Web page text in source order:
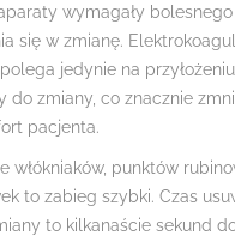
wymagały bolesnego
się w zmianę.
jedynie na przyłożeniu
do zmiany, co znacznie
pacjenta.
włókniaków, punktów
to zabieg szybki. Czas
to kilkanaście sekund